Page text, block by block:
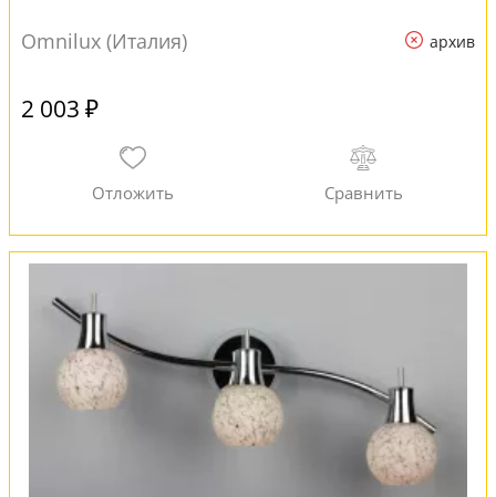
Omnilux (Италия) архив
2 003 ₽